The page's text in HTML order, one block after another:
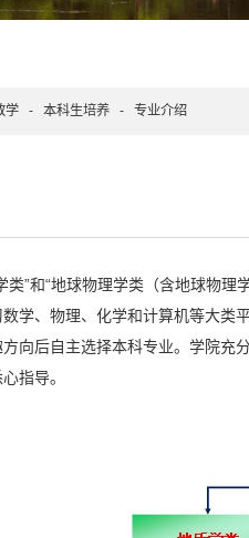
学 - 本科生培养 - 专业介绍
类”和“地球物理学类（含地球物
学、物理、化学和计算机等大类
向后自主选择本科专业。学院充
指导。